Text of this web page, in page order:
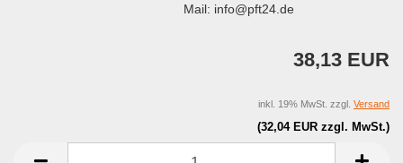
Mail: info@pft24.de
38,13 EUR
(32,04 EUR zzgl. MwSt.)
inkl. 19% MwSt. zzgl. Versand